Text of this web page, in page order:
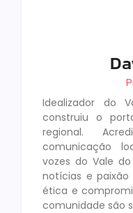
Idealizador do
construiu o
regional.
comunicação
vozes do Vale
notícias e paixão
ética e
comunidade são